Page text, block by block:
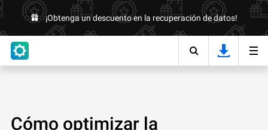
¡Obtenga un descuento en la recuperación de datos!
Cómo optimizar la